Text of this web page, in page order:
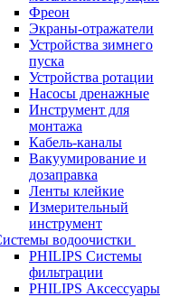
Фреон
Экраны-отражатели
Устройства зимнего
пуска
Устройства ротации
Насосы дренажные
Инструмент для
монтажа
Кабель-каналы
Вакуумирование и
дозаправка
Ленты клейкие
Измерительный
инструмент
водоочистки
PHILIPS Системы
фильтрации
PHILIPS Аксессуары